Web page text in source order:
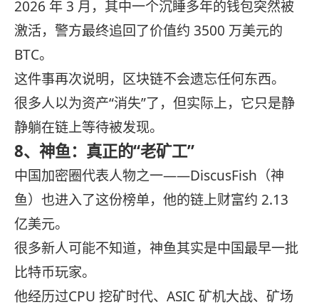
2026 年 3 月，其中一个沉睡多年的钱包突然被
激活，警方最终追回了价值约 3500 万美元的
BTC。
这件事再次说明，区块链不会遗忘任何东西。
很多人以为资产“消失”了，但实际上，它只是静
静躺在链上等待被发现。
8、神鱼：真正的“老矿工”
中国加密圈代表人物之一——DiscusFish（神
鱼）也进入了这份榜单，他的链上财富约 2.13
亿美元。
很多新人可能不知道，神鱼其实是中国最早一批
比特币玩家。
他经历过CPU 挖矿时代、ASIC 矿机大战、矿场